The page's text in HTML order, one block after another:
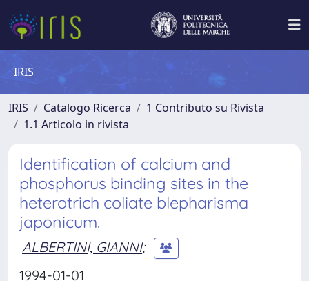
IRIS
IRIS Catalogo Ricerca
1 Contributo su Rivista
1.1 Articolo in rivista
Identification of calcium and
phosphorus binding sites in the
heterotrich coliate blepharisma
japonicum.
ALBERTINI, GIANNI;
1994-01-01